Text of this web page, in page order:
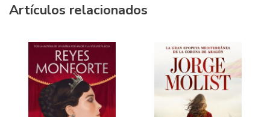
Artículos relacionados